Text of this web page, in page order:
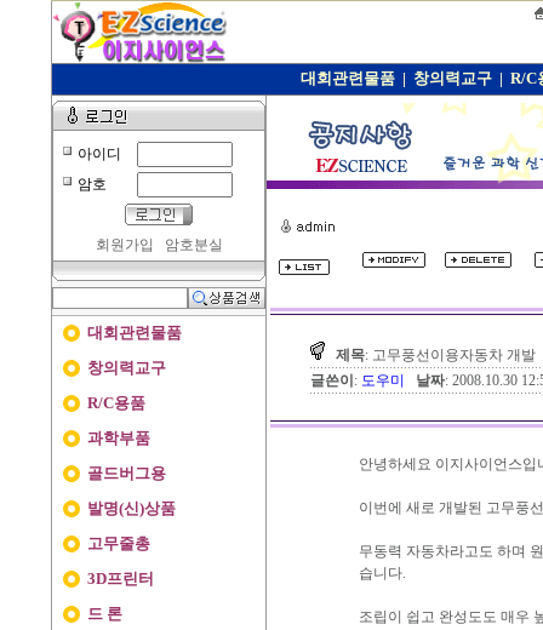
대회관련물품 | 창의력교구 | R/C
아이디
암호
회원가입 암호분실
대회관련물품
창의력교구
R/C용품
과학부품
골드버그용
발명(신)상품
고무줄총
3D프린터
드 론
제목: 고무풍선이용자동차 개발
글쓴이 : 도우미 날짜: 2008.10.30
안녕하세요 이지사이언스입
이번에 새로 개발된 고무풍
무동력 자동차라고도 하며
습니다.
조립이 쉽고 완성도도 매우